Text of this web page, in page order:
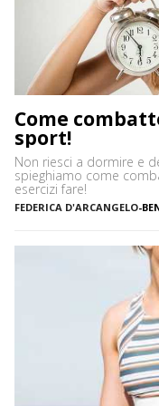
Come
sport!
Non riesci a dormire e
spieghiamo come
esercizi fare!
FEDERICA D'ARCANGELO-